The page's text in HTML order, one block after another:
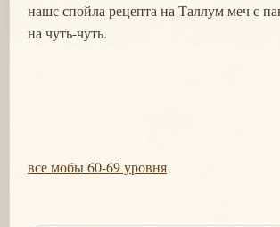
нашс спойла рецепта на Таллум меч с
на чуть-чуть.
все мобы 60-69 уровня